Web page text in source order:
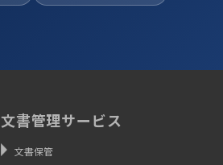
文書管理サービス
文書保管